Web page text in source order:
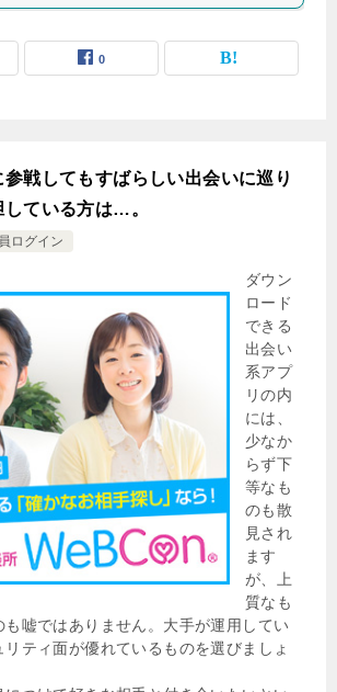
0
戦してもすばらしい出会いに巡り
ている方は…。
ログイン
ダウン
ロード
できる
出会い
系アプ
リの内
には、
少なか
らず下
等なも
のも散
見され
ます
が、上
質なも
嘘ではありません。大手が運用してい
リティ面が優れているものを選びましょ